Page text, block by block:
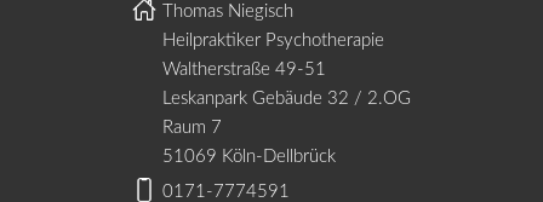
Thomas Niegisch
Heilpraktiker Psychotherapie
Waltherstraße 49-51
Leskanpark Gebäude 32 / 2.OG
Raum 7
51069 Köln-Dellbrück
0171-7774591